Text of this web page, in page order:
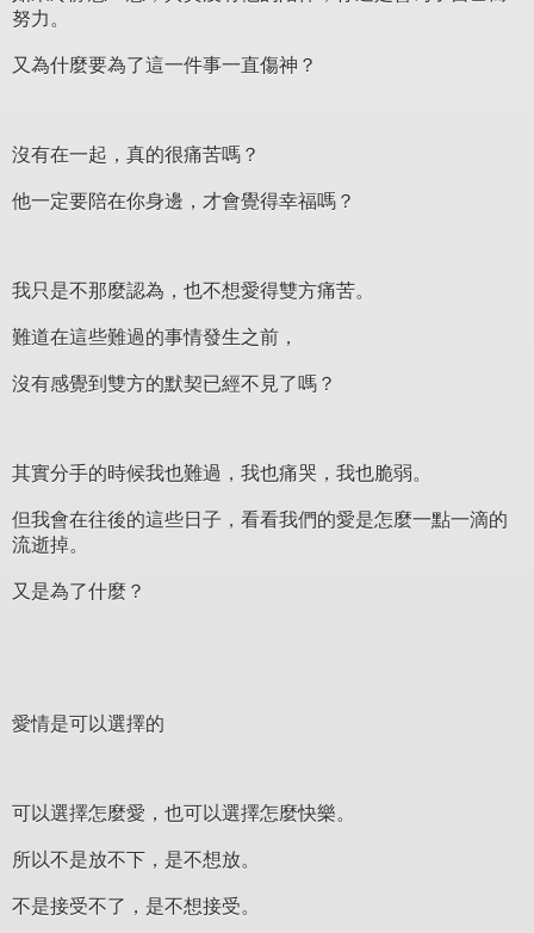
努力。
又為什麼要為了這一件事一直傷神？
沒有在一起，真的很痛苦嗎？
他一定要陪在你身邊，才會覺得幸福嗎？
我只是不那麼認為，也不想愛得雙方痛苦。
難道在這些難過的事情發生之前，
沒有感覺到雙方的默契已經不見了嗎？
其實分手的時候我也難過，我也痛哭，我也脆弱。
但我會在往後的這些日子，看看我們的愛是怎麼一點一滴的
流逝掉。
又是為了什麼？
愛情是可以選擇的
可以選擇怎麼愛，也可以選擇怎麼快樂。
所以不是放不下，是不想放。
不是接受不了，是不想接受。